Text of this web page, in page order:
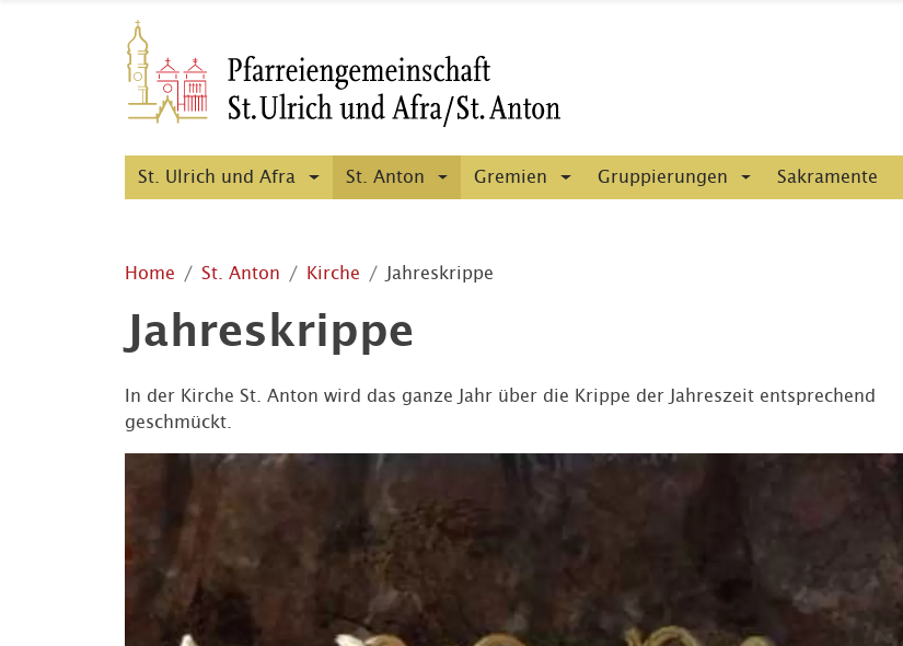
St. Ulrich und Afra St. Anton Gremien Gruppierungen Sakramente
Home St. Anton Kirche Jahreskrippe
Jahreskrippe
In der Kirche St. Anton wird das ganze Jahr über die Krippe der Jahreszeit entsprechend
geschmückt.